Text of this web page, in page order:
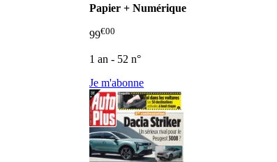
Papier + Numérique
99€00
1 an - 52 n°
Je m'abonne